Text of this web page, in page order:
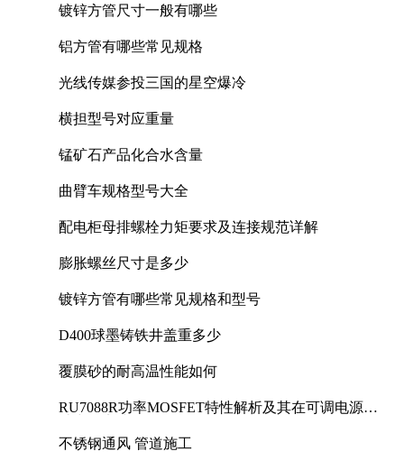
镀锌方管尺寸一般有哪些
铝方管有哪些常见规格
光线传媒参投三国的星空爆冷
横担型号对应重量
锰矿石产品化合水含量
曲臂车规格型号大全
配电柜母排螺栓力矩要求及连接规范详解
膨胀螺丝尺寸是多少
镀锌方管有哪些常见规格和型号
D400球墨铸铁井盖重多少
覆膜砂的耐高温性能如何
RU7088R功率MOSFET特性解析及其在可调电源设
不锈钢通风 管道施工